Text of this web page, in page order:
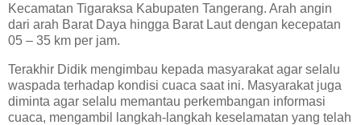
Kecamatan Tigaraksa Kabupaten Tangerang. Arah angin
dari arah Barat Daya hingga Barat Laut dengan kecepatan
05 – 35 km per jam.
Terakhir Didik mengimbau kepada masyarakat agar selalu
waspada terhadap kondisi cuaca saat ini. Masyarakat juga
diminta agar selalu memantau perkembangan informasi
cuaca, mengambil langkah-langkah keselamatan yang telah